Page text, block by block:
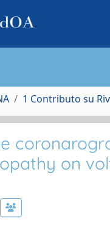
1 Contributo su
on